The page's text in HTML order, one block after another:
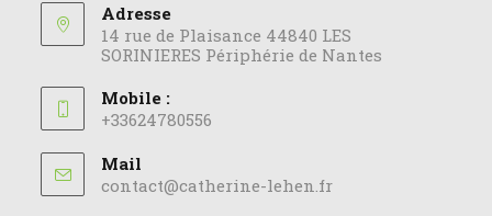
Adresse
14 rue de Plaisance 44840 LES
SORINIERES Périphérie de Nantes
Mobile :
+33624780556
Mail
contact@catherine-lehen.fr